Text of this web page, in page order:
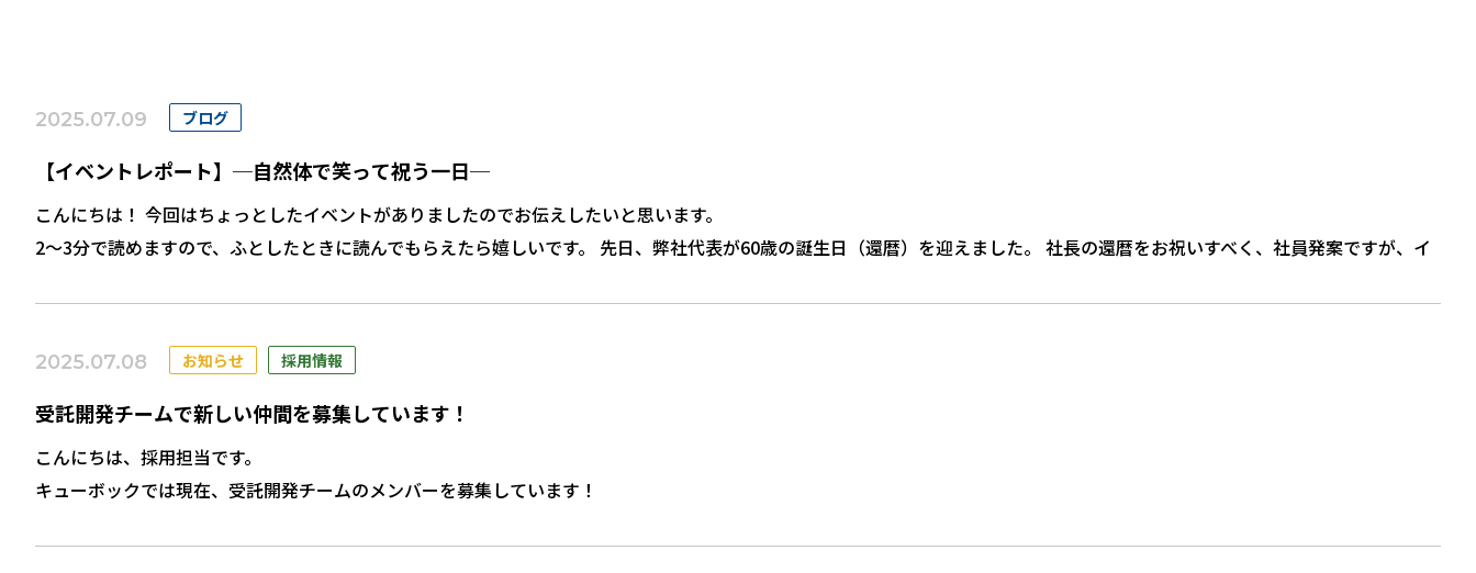
2025.07.09 ブログ
【イベントレポート】─自然体で笑って祝う一日─
こんにちは！ 今回はちょっとしたイベントがありましたのでお伝えしたいと思います。
2～3分で読めますので、ふとしたときに読んでもらえたら嬉しいです。 先日、弊社代表が60歳の誕生日（還暦）を迎えました。 社長の還暦をお祝いすべく、社員発案ですが、イ
ささやかですが、笑顔にあふれた時間となりました！ ポブルヘッド人形でサプライズ！ プレゼントに選んだのは、社長の顔を模したポブルヘッド人形。
密かに写真を撮り、監修（!?）した自信作で、社長も思わず笑顔に。
しっかり気に入ってくれたようです。 スピーチにほっこりエピソード スピーチの中では、社長からこんなエピソードが。
「社員が還暦を祝ってくれるらしいよ」とご自宅で話したところ、
奥様からはひとこと「え、会社でちゃんと仕事してるんやね」と
ツッコミが入ったそうです。 それでもこんなふうにみんなが集まってくれたことがとても嬉しかったようで
たり。
2025.07.08 お知らせ 採用情報
受託開発チームで新しい仲間を募集しています！
こんにちは、採用担当です。
キューボックでは現在、受託開発チームのメンバーを募集しています！
お客様の課題を一緒に考えながら、仕様をすり合わせて、一緒に育てていく仕事です。 私たちの得意領域はスマートフォンアプリ＆Webアプリケーション。